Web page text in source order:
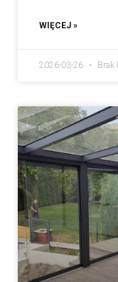
WIĘCEJ »
2026-03-26 Brak